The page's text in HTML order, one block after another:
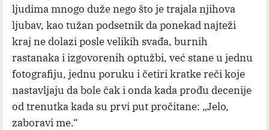
ljudima mnogo duže nego što je trajala njihova
ljubav, kao tužan podsetnik da ponekad najteži
kraj ne dolazi posle velikih svađa, burnih
rastanaka i izgovorenih optužbi, već stane u jednu
fotografiju, jednu poruku i četiri kratke reči koje
nastavljaju da bole čak i onda kada prođu decenije
od trenutka kada su prvi put pročitane: „Jelo,
zaboravi me.“